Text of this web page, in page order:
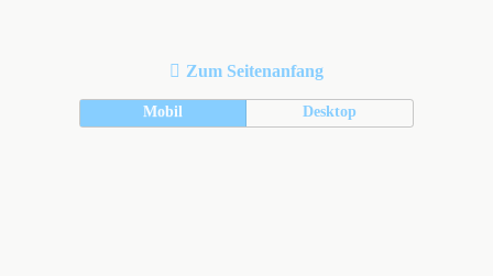
Zum Seitenanfang
Mobil Desktop